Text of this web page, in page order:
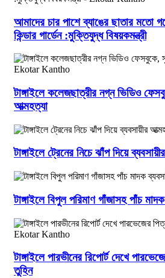
আমাদের চার পাশে ব্যাঙের ছাতার মতো
কিন্ডার গার্ডেন :মুক্তিযুদ্ধ বিষয়কমন্ত্রী
টাঙ্গাইলে কলেজছাত্রীর নগ্ন ভিডিও
আত্মহত্যা
টাঙ্গাইলে ট্রেনের নিচে ঝাঁপ দিয়ে
টাঙ্গাইলে বিপুল পরিমাণ গাঁজাসহ পাঁচ
টাঙ্গাইলে পারভীনের রিপোর্ট দেখে
তুহিন